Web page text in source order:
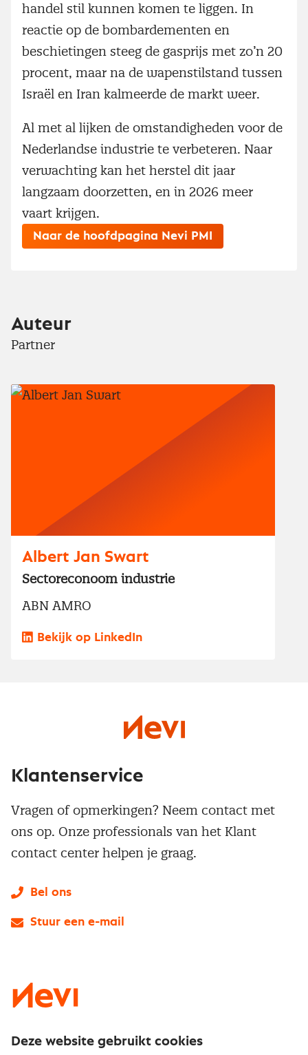
handel stil kunnen komen te liggen. In
reactie op de bombardementen en
beschietingen steeg de gasprijs met zo’n 20
procent, maar na de wapenstilstand tussen
Israël en Iran kalmeerde de markt weer.
Al met al lijken de omstandigheden voor de
Nederlandse industrie te verbeteren. Naar
verwachting kan het herstel dit jaar
langzaam doorzetten, en in 2026 meer
vaart krijgen.
Naar de hoofdpagina Nevi PMI
Auteur
Partner
Albert Jan Swart
Sectoreconoom industrie
ABN AMRO
Bekijk op LinkedIn
Klantenservice
Vragen of opmerkingen? Neem contact met
ons op. Onze professionals van het Klant
contact center helpen je graag.
Bel ons
Stuur een e-mail
Deze website gebruikt cookies